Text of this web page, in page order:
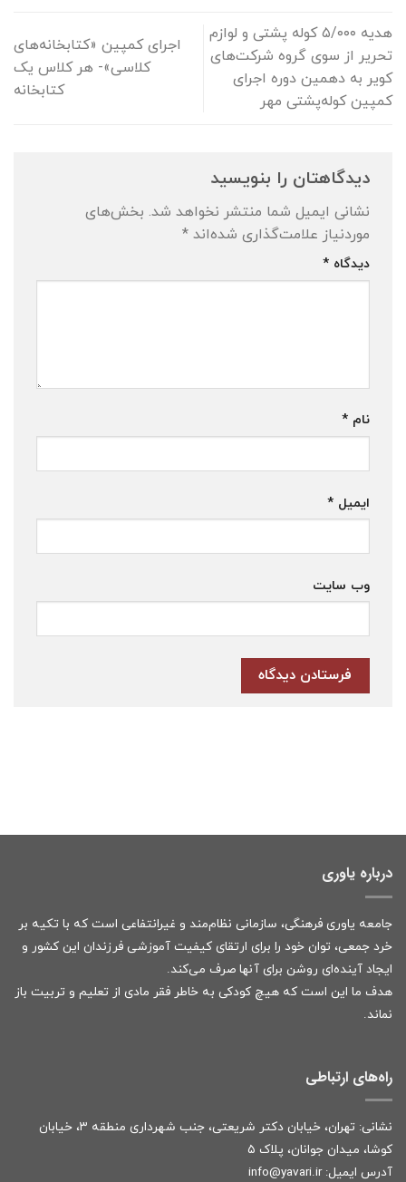
هدیه ۵/۰۰۰ کوله پشتی و لوازم
تحریر از سوی گروه شرکت‌های
کویر به دهمین دوره اجرای
کمپین کوله‌پشتی مهر
اجرای کمپین «کتابخانه‌های
کلاسی»- هر کلاس یک
کتابخانه
دیدگاهتان را بنویسید
نشانی ایمیل شما منتشر نخواهد شد. بخش‌های
موردنیاز علامت‌گذاری شده‌اند *
دیدگاه *
نام *
ایمیل *
وب‌ سایت
درباره یاوری
جامعه یاوری فرهنگی، سازمانی نظام‌مند و غیرانتفاعی است که با تکیه بر
خرد جمعی، توان خود را برای ارتقای کیفیت آموزشی فرزندان این کشور و
ایجاد آینده‌ای روشن برای آنها صرف می‌کند.
هدف ما این است که هیچ کودکی به خاطر فقر مادی از تعلیم و تربیت باز
نماند.
راه‌های ارتباطی
نشانی: تهران، خیابان دکتر شریعتی، جنب شهرداری منطقه ۳، خیابان
کوشا، میدان جوانان، پلاک ۵
آدرس ایمیل: info@yavari.ir